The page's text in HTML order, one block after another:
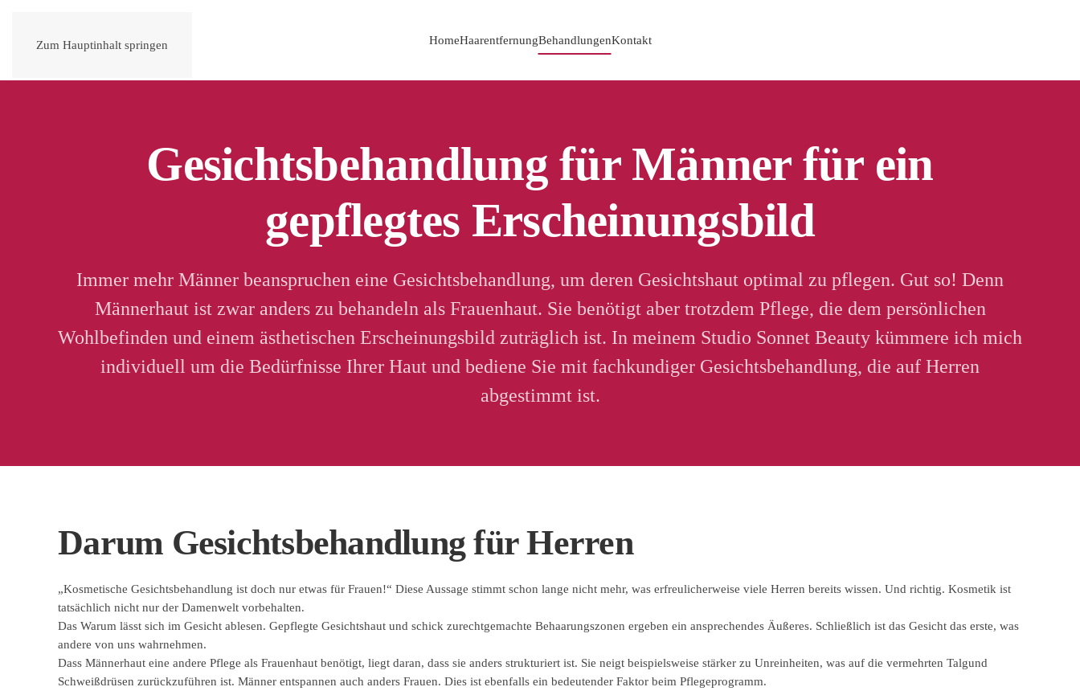
Zum Hauptinhalt springen HomeHaarentfernungBehandlungenKontakt
Gesichtsbehandlung für Männer für ein
gepflegtes Erscheinungsbild
Immer mehr Männer beanspruchen eine Gesichtsbehandlung, um deren Gesichtshaut optimal zu pflegen. Gut so! Denn
Männerhaut ist zwar anders zu behandeln als Frauenhaut. Sie benötigt aber trotzdem Pflege, die dem persönlichen
Wohlbefinden und einem ästhetischen Erscheinungsbild zuträglich ist. In meinem Studio Sonnet Beauty kümmere ich mich
individuell um die Bedürfnisse Ihrer Haut und bediene Sie mit fachkundiger Gesichtsbehandlung, die auf Herren
abgestimmt ist.
Darum Gesichtsbehandlung für Herren
„Kosmetische Gesichtsbehandlung ist doch nur etwas für Frauen!“ Diese Aussage stimmt schon lange nicht mehr, was erfreulicherweise viele Herren bereits wissen. Und richtig. Kosmetik ist
tatsächlich nicht nur der Damenwelt vorbehalten.
Das Warum lässt sich im Gesicht ablesen. Gepflegte Gesichtshaut und schick zurechtgemachte Behaarungszonen ergeben ein ansprechendes Äußeres. Schließlich ist das Gesicht das erste, was
andere von uns wahrnehmen.
Dass Männerhaut eine andere Pflege als Frauenhaut benötigt, liegt daran, dass sie anders strukturiert ist. Sie neigt beispielsweise stärker zu Unreinheiten, was auf die vermehrten Talgund
Schweißdrüsen zurückzuführen ist. Männer entspannen auch anders Frauen. Dies ist ebenfalls ein bedeutender Faktor beim Pflegeprogramm.